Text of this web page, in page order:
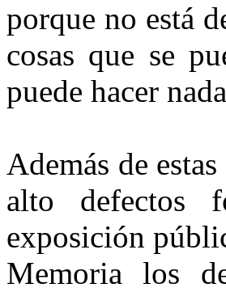
porque no está
cosas que se
puede hacer
Además de
alto defectos
exposición
Memoria los